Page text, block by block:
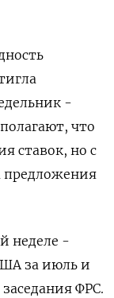
-
что
ставок, но с
предложения
неделе -
за июль и
ФРС.